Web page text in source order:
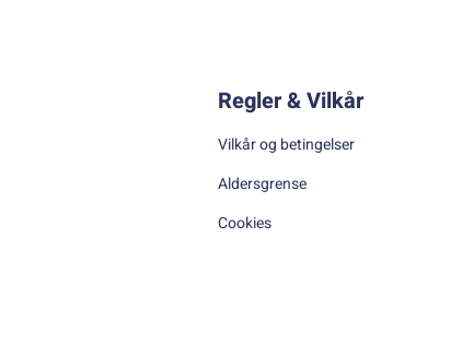
Regler & Vilkår
Vilkår og betingelser
Aldersgrense
Cookies